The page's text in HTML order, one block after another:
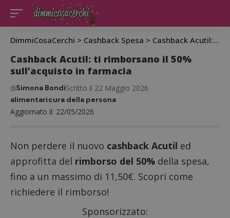
DimmiCosaCerchi > Cashback Spesa > Cashback Acutil: ti rimborsano il 50% sull’acquisto in farmacia
Cashback Acutil: ti rimborsano il 50%
sull’acquisto in farmacia
Aggiornato il: 22/05/2026
diSimona BondiScritto il 22 Maggio 2026
alimentaricura della persona
Non perdere il nuovo cashback Acutil ed
approfitta del rimborso del 50% della spesa,
fino a un massimo di 11,50€. Scopri come
richiedere il rimborso!
Sponsorizzato: